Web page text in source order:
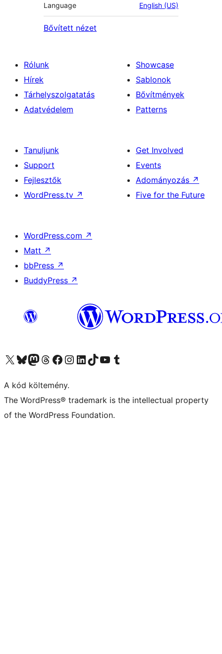
Language English (US)
Bővített nézet
Rólunk
Hírek
Tárhelyszolgatatás
Adatvédelem
Showcase
Sablonok
Bővítmények
Patterns
Tanuljunk
Support
Fejlesztők
WordPress.tv ↗
Get Involved
Events
Adományozás ↗
Five for the Future
WordPress.com ↗
Matt ↗
bbPress ↗
BuddyPress ↗
Visit our X (formerly Twitter) account
Visit our Bluesky account
Twitter csatornánk
Visit our Threads account
Facebook oldalunk megtekintése
Visit our Instagram account
Visit our LinkedIn account
Visit our TikTok account
Visit our YouTube channel
Visit our Tumblr account
A kód költemény.
The WordPress® trademark is the intellectual property
of the WordPress Foundation.